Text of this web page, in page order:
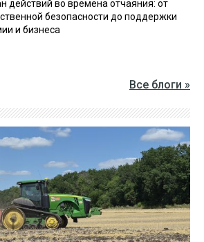
действий во времена отчаяния: от
безопасности до поддержки
и бизнеса
Все блоги »